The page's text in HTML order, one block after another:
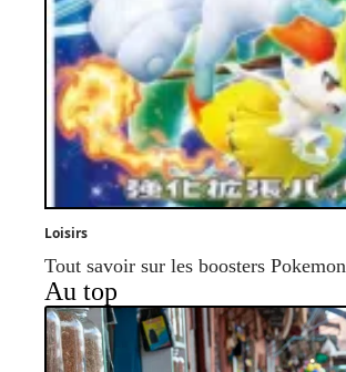
Loisirs
Tout savoir sur les boosters Pokemon
Au top